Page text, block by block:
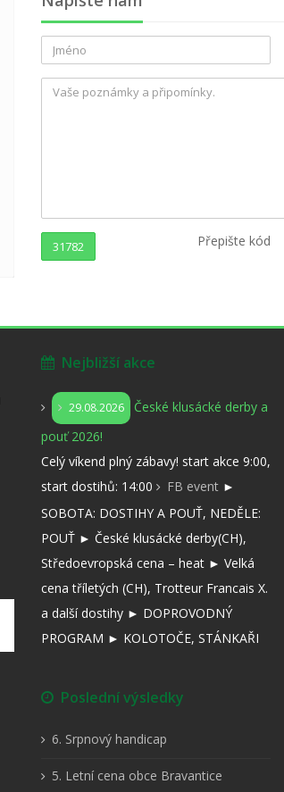
31782 Přepište kód
Nejbližší akce
29.08.2026
České klusácké derby a
pouť 2026!
Celý víkend plný zábavy! start akce 9:00,
start dostihů: 14:00
FB event►
SOBOTA: DOSTIHY A POUŤ, NEDĚLE:
POUŤ ► České klusácké derby(CH),
Středoevropská cena – heat ► Velká
cena tříletých (CH), Trotteur Francais X.
a další dostihy ► DOPROVODNÝ
PROGRAM ► KOLOTOČE, STÁNKAŘI
Poslední výsledky
6. Srpnový handicap
5. Letní cena obce Bravantice